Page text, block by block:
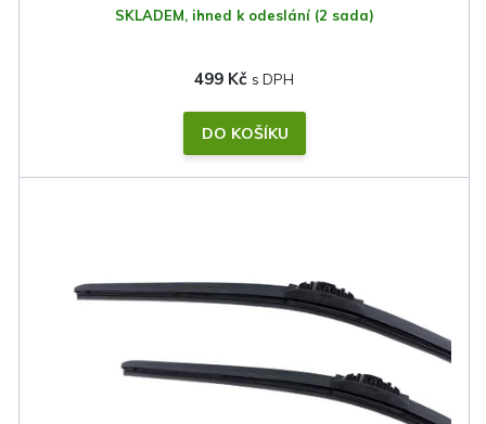
SKLADEM, ihned k odeslání (2 sada)
499 Kč
DO KOŠÍKU